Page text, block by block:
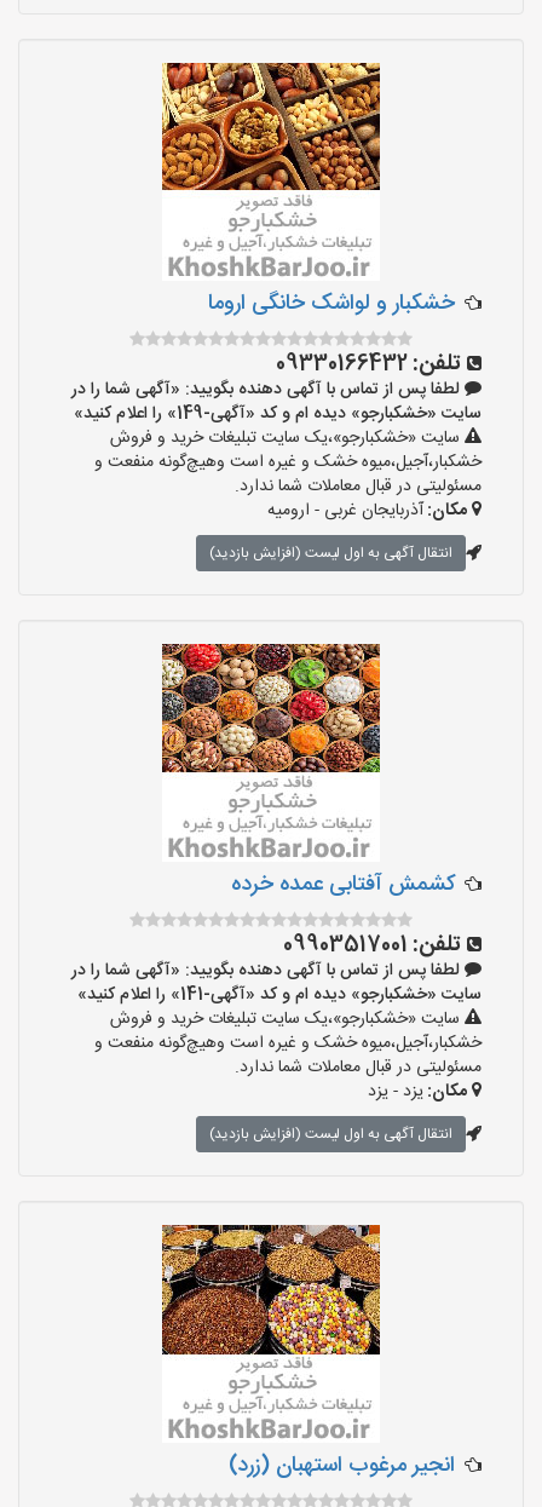
خشکبار و لواشک خانگی اروما
تلفن:09330166432
لطفا پس از تماس با آگهی دهنده بگویید: «آگهی شما را در
سایت «خشکبارجو» دیده ام و کد «آگهی-149» را اعلام کنید»
سایت «خشکبارجو»،یک سایت تبلیغات خرید و فروش
خشکبار،آجیل،میوه خشک و غیره است وهیچ‌گونه منفعت و
مسئولیتی در قبال معاملات شما ندارد.
مکان:آذربایجان غربی - ارومیه
انتقال آگهی به اول لیست (افزایش بازدید)
کشمش آفتابی عمده خرده
تلفن: 09903517001
لطفا پس از تماس با آگهی دهنده بگویید: «آگهی شما را در
سایت «خشکبارجو» دیده ام و کد «آگهی-141» را اعلام کنید»
سایت «خشکبارجو»،یک سایت تبلیغات خرید و فروش
خشکبار،آجیل،میوه خشک و غیره است وهیچ‌گونه منفعت و
مسئولیتی در قبال معاملات شما ندارد.
مکان:یزد - یزد
انتقال آگهی به اول لیست (افزایش بازدید)
انجیر مرغوب استهبان (زرد)